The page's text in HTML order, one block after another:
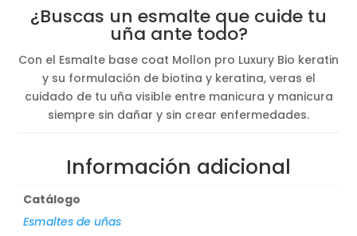
¿Buscas un esmalte que cuide tu
uña ante todo?
Con el Esmalte base coat Mollon pro Luxury Bio keratin
y su formulación de biotina y keratina, veras el
cuidado de tu uña visible entre manicura y manicura
siempre sin dañar y sin crear enfermedades.
Información adicional
Catálogo
Esmaltes de uñas